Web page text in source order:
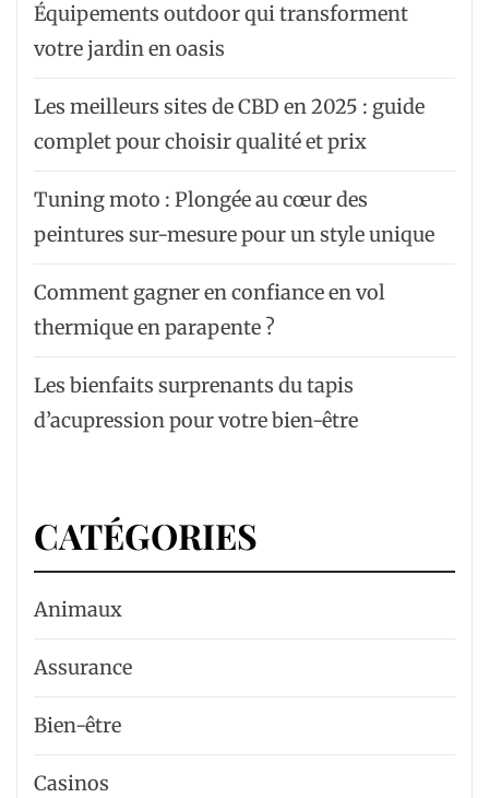
Équipements outdoor qui transforment
votre jardin en oasis
Les meilleurs sites de CBD en 2025 : guide
complet pour choisir qualité et prix
Tuning moto : Plongée au cœur des
peintures sur-mesure pour un style unique
Comment gagner en confiance en vol
thermique en parapente ?
Les bienfaits surprenants du tapis
d’acupression pour votre bien-être
CATÉGORIES
Animaux
Assurance
Bien-être
Casinos